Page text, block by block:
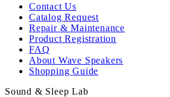
Contact Us
Catalog Request
Repair & Maintenance
Product Registration
FAQ
About Wave Speakers
Shopping Guide
Sound & Sleep Lab